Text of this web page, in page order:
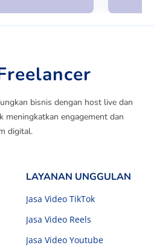
bisnis dengan host live dan
engagement dan
digital.
LAYANAN UNGGULAN
Jasa Video TikTok
Jasa Video Reels
Jasa Video Youtube